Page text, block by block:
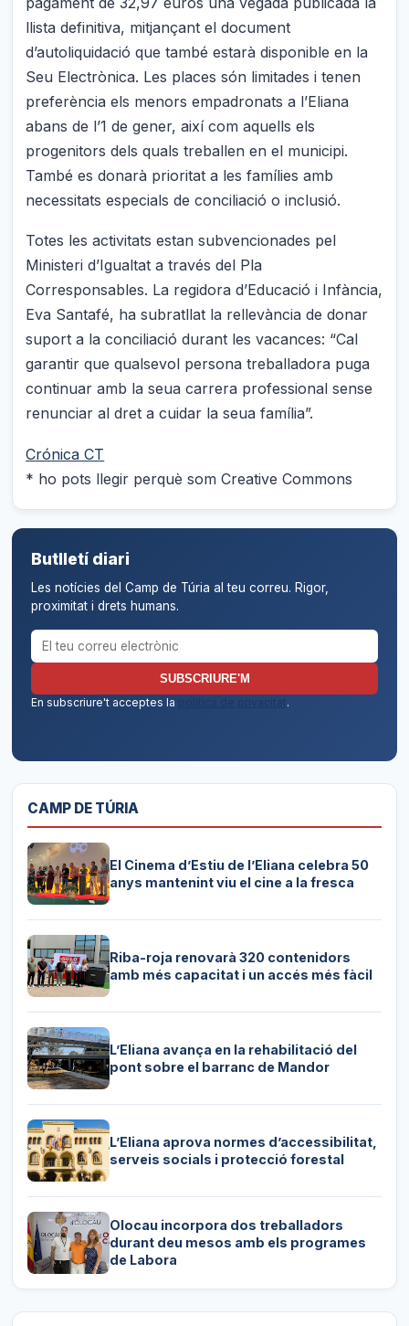
llista definitiva, mitjançant el document
d’autoliquidació que també estarà disponible en la
Seu Electrònica. Les places són limitades i tenen
preferència els menors empadronats a l’Eliana
abans de l’1 de gener, així com aquells els
progenitors dels quals treballen en el municipi.
També es donarà prioritat a les famílies amb
necessitats especials de conciliació o inclusió.
Totes les activitats estan subvencionades pel
Ministeri d’Igualtat a través del Pla
Corresponsables. La regidora d’Educació i Infància,
Eva Santafé, ha subratllat la rellevància de donar
suport a la conciliació durant les vacances: “Cal
garantir que qualsevol persona treballadora puga
continuar amb la seua carrera professional sense
renunciar al dret a cuidar la seua família”.
Crónica CT
* ho pots llegir perquè som Creative Commons
Butlletí diari
Les notícies del Camp de Túria al teu correu. Rigor,
proximitat i drets humans.
Correu electrònic per al butlletí
SUBSCRIURE'M
En subscriure't acceptes la
política de privacitat.
CAMP DE TÚRIA
El Cinema d’Estiu de l’Eliana celebra 50
anys mantenint viu el cine a la fresca
Riba-roja renovarà 320 contenidors
amb més capacitat i un accés més fàcil
L’Eliana avança en la rehabilitació del
pont sobre el barranc de Mandor
L’Eliana aprova normes d’accessibilitat,
serveis socials i protecció forestal
Olocau incorpora dos treballadors
durant deu mesos amb els programes
de Labora